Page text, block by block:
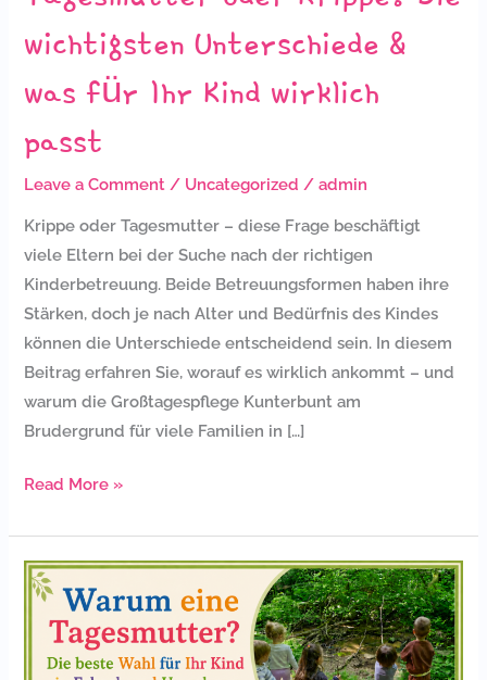
wichtigsten Unterschiede &
was für Ihr Kind wirklich
passt
Leave a Comment / Uncategorized /admin
Krippe oder Tagesmutter – diese Frage beschäftigt
viele Eltern bei der Suche nach der richtigen
Kinderbetreuung. Beide Betreuungsformen haben ihre
Stärken, doch je nach Alter und Bedürfnis des Kindes
können die Unterschiede entscheidend sein. In diesem
Beitrag erfahren Sie, worauf es wirklich ankommt – und
warum die Großtagespflege Kunterbunt am
Brudergrund für viele Familien in […]
passt
Read More »
Warum
eine
Tagesmutter?
Die